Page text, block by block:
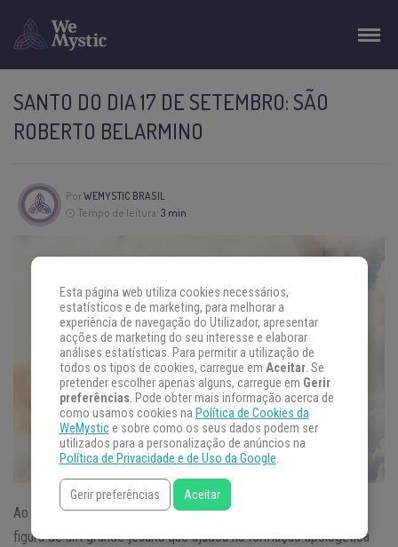
SANTO DO DIA 17 DE SETEMBRO: SÃO
ROBERTO BELARMINO
PorWEMYSTIC BRASIL
Tempo de leitura: 3 min
Ao falarmos do Santo do Dia 17 de setembro relembramos a
figura de um grande jesuíta que ajudou na formação apologética
Esta página web utiliza cookies necessários,
estatísticos e de marketing, para melhorar a
experiência de navegação do Utilizador, apresentar
acções de marketing do seu interesse e elaborar
análises estatísticas. Para permitir a utilização de
todos os tipos de cookies, carregue em Aceitar. Se
pretender escolher apenas alguns, carregue em Gerir
preferências. Pode obter mais informação acerca de
como usamos cookies na Política de Cookies da
WeMystice sobre como os seus dados podem ser
utilizados para a personalização de anúncios na
Política de Privacidade e de Uso da Google.
Gerir preferências Aceitar